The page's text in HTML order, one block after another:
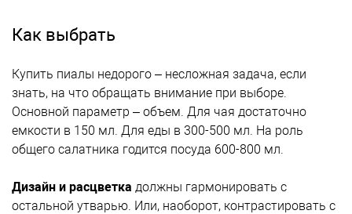
Как выбрать
Купить пиалы недорого – несложная задача, если
знать, на что обращать внимание при выборе.
Основной параметр – объем. Для чая достаточно
емкости в 150 мл. Для еды в 300-500 мл. На роль
общего салатника годится посуда 600-800 мл.
Дизайн и расцветка должны гармонировать с
остальной утварью. Или, наоборот, контрастировать с